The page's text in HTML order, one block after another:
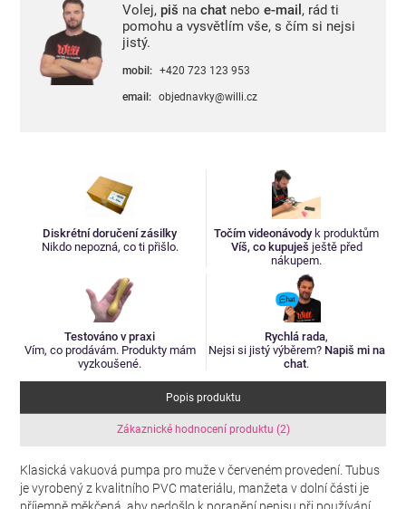
Volej, piš na chatnebo e-mail , rád ti
pomohu a vysvětlím vše, s čím si nejsi
jistý.
mobil: +420 723 123 953
email: objednavky@willi.cz
Diskrétní doručení zásilky
Nikdo nepozná, co ti přišlo.
Točím videonávody k produktům
Víš, co kupuješ ještě před
nákupem.
Testováno v praxi
Vím, co prodávám. Produkty mám
vyzkoušené.
Rychlá rada,
Nejsi si jistý výběrem? Napiš mi na
chat.
Popis produktu
Zákaznické hodnocení produktu (2)
Klasická vakuová pumpa pro muže v červeném provedení. Tubus
je vyrobený z kvalitního PVC materiálu, manžeta v dolní části je